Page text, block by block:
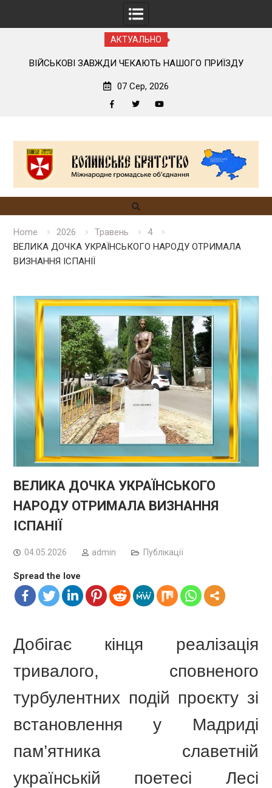
АКТУАЛЬНО
ВІЙСЬКОВІ ЗАВЖДИ ЧЕКАЮТЬ НАШОГО ПРИЇЗДУ
07 Сер, 2026
content
Home 2026 Травень
4
ВЕЛИКА ДОЧКА УКРАЇНСЬКОГО НАРОДУ ОТРИМАЛА
ВИЗНАННЯ ІСПАНІЇ
ВЕЛИКА ДОЧКА УКРАЇНСЬКОГО
НАРОДУ ОТРИМАЛА ВИЗНАННЯ
ІСПАНІЇ
04.05.2026 admin Публікації
Spread the love
Добігає кінця реалізація
тривалого, сповненого
турбулентних подій проєкту зі
встановлення у Мадриді
пам’ятника славетній
українській поетесі Лесі